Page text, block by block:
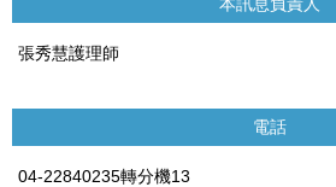
張秀慧護理師
電話
04-22840235轉分機13